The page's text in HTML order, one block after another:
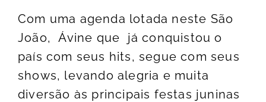
Com uma agenda lotada neste São
João, Ávine que já conquistou o
país com seus hits, segue com seus
shows, levando alegria e muita
diversão às principais festas juninas